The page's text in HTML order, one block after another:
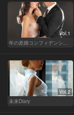
Vol.1
Vol.2
未来Diary